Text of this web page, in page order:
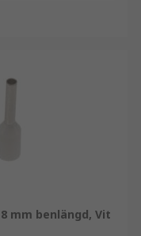
mm benlängd, Vit